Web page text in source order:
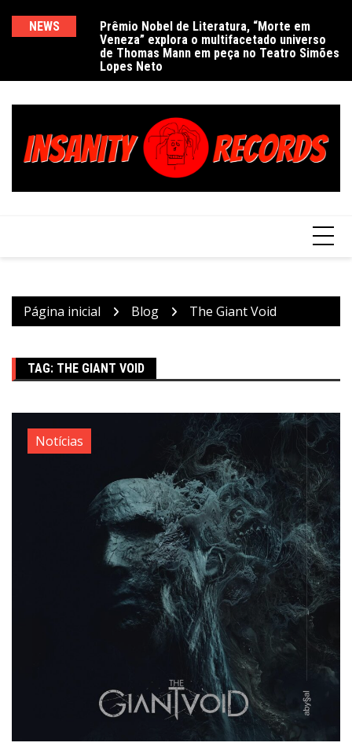
NEWS
Prêmio Nobel de Literatura, “Morte em
Veneza” explora o multifacetado universo
de Thomas Mann em peça no Teatro Simões
Lopes Neto
Página inicial Blog The Giant Void
TAG: THE GIANT VOID
Notícias